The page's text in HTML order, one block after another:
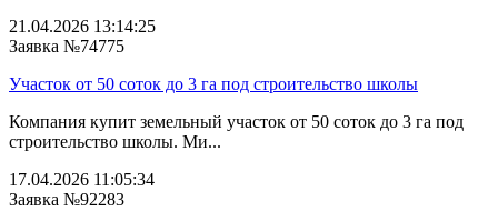
21.04.2026 13:14:25
Заявка №74775
Участок от 50 соток до 3 га под строительство школы
Компания купит земельный участок от 50 соток до 3 га под
строительство школы. Ми...
17.04.2026 11:05:34
Заявка №92283